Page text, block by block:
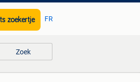
zoekertje FR
Zoek